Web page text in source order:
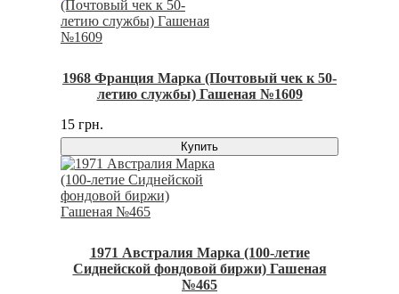
1968 Франция Марка (Почтовый чек к 50-
летию службы) Гашеная №1609
15 грн.
Купить
1971 Австралия Марка (100-летие
Сиднейской фондовой биржи) Гашеная
№465